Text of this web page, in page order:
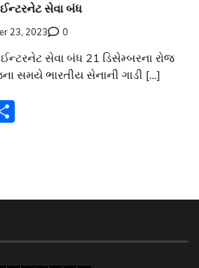
ઈન્ટરનેટ સેવા બંધ
23, 2023 0
ઈન્ટરનેટ સેવા બંધ 21 ડિસેમ્બરના રોજ
સમયે ભારતીય સેનાની ગાડી […]